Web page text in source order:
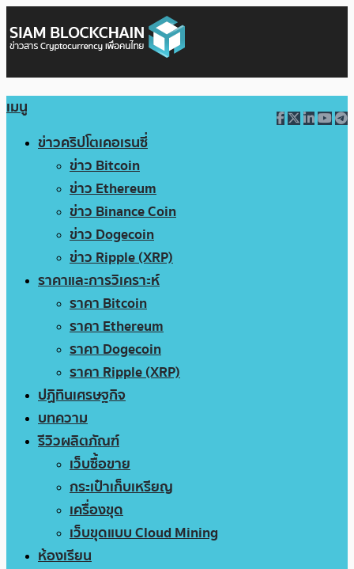
เมนู
ข่าวคริปโตเคอเรนซี่
ข่าว Bitcoin
ข่าว Ethereum
ข่าว Binance Coin
ข่าว Dogecoin
ข่าว Ripple (XRP)
ราคาและการวิเคราะห์
ราคา Bitcoin
ราคา Ethereum
ราคา Dogecoin
ราคา Ripple (XRP)
ปฏิทินเศรษฐกิจ
บทความ
รีวิวผลิตภัณฑ์
เว็บซื้อขาย
กระเป๋าเก็บเหรียญ
เครื่องขุด
เว็บขุดแบบ Cloud Mining
ห้องเรียน